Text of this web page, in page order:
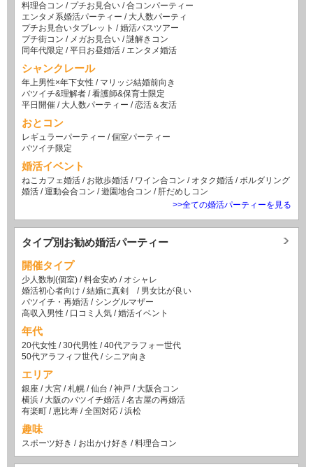
料理合コン / プチお見合い /合コンパーティー
エンタメ系婚活パーティー / 大人数パーティ
プチお見合いタブレット /婚活バスツアー
プチ街コン / メガお見合い /謎解きコン
同年代限定 /平日お昼婚活 / エンタメ婚活
シャンクレール
年上男性×年下女性 / マリッジ結婚前向き
バツイチ&理解者 /看護師&保育士限定
平日開催 / 大人数パーティー /恋活＆友活
おとコン
レギュラーパーティー /個室パーティー
バツイチ限定
婚活イベント
ねこカフェ婚活 / お散歩婚活 / ワイン合コン / オタク婚活 /ボルダリング
婚活 /運動会合コン /遊園地合コン / 肝だめしコン
>>全ての婚活パーティーを見る
タイプ別お勧め婚活パーティー
開催タイプ
少人数制(個室) /料金安め / オシャレ
婚活初心者向け /結婚に真剣 / 男女比が良い
バツイチ・再婚活 / シングルマザー
高収入男性 / 口コミ人気 /婚活イベント
年代
20代女性 /30代男性 /40代アラフォー世代
50代アラフィフ世代 / シニア向き
エリア
銀座 / 大宮 /札幌 /仙台 /神戸 / 大阪合コン
横浜 / 大阪のバツイチ婚活 /名古屋の再婚活
有楽町 /恵比寿 /全国対応 /浜松
趣味
スポーツ好き / お出かけ好き /料理合コン